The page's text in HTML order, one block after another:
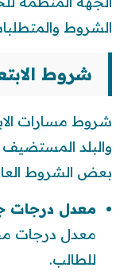
الشروط
شروط
شروط مسارات
والبلد
بعض الشروط
معدل درجات
معدل درجات
للطالب.